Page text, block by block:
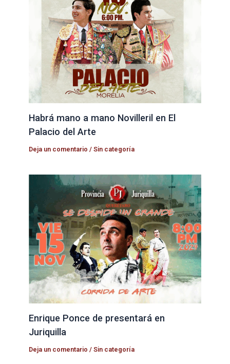
Habrá mano a mano Novilleril en El
Palacio del Arte
Deja un comentario /Sin categoría
Enrique Ponce de presentará en
Juriquilla
Deja un comentario /Sin categoría